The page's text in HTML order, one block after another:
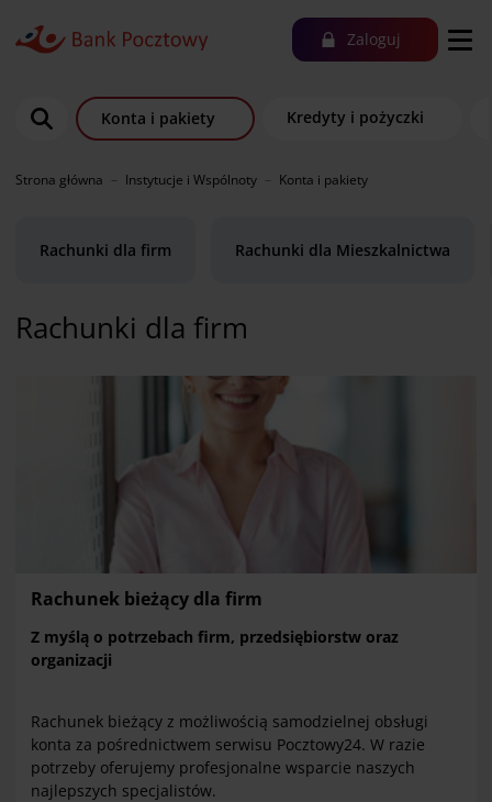
Zaloguj
Konta i pakiety Kredyty i pożyczki
Strona główna Instytucje i Wspólnoty Konta i pakiety
Rachunki dla firm Rachunki dla Mieszkalnictwa
Rachunki dla firm
Rachunek bieżący dla firm
Z myślą o potrzebach firm, przedsiębiorstw oraz
organizacji
Rachunek bieżący z możliwością samodzielnej obsługi
konta za pośrednictwem serwisu Pocztowy24. W razie
potrzeby oferujemy profesjonalne wsparcie naszych
najlepszych specjalistów.